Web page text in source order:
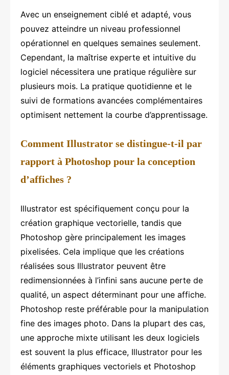
Avec un enseignement ciblé et adapté, vous
pouvez atteindre un niveau professionnel
opérationnel en quelques semaines seulement.
Cependant, la maîtrise experte et intuitive du
logiciel nécessitera une pratique régulière sur
plusieurs mois. La pratique quotidienne et le
suivi de formations avancées complémentaires
optimisent nettement la courbe d’apprentissage.
Comment Illustrator se distingue-t-il par
rapport à Photoshop pour la conception
d’affiches ?
Illustrator est spécifiquement conçu pour la
création graphique vectorielle, tandis que
Photoshop gère principalement les images
pixelisées. Cela implique que les créations
réalisées sous Illustrator peuvent être
redimensionnées à l’infini sans aucune perte de
qualité, un aspect déterminant pour une affiche.
Photoshop reste préférable pour la manipulation
fine des images photo. Dans la plupart des cas,
une approche mixte utilisant les deux logiciels
est souvent la plus efficace, Illustrator pour les
éléments graphiques vectoriels et Photoshop